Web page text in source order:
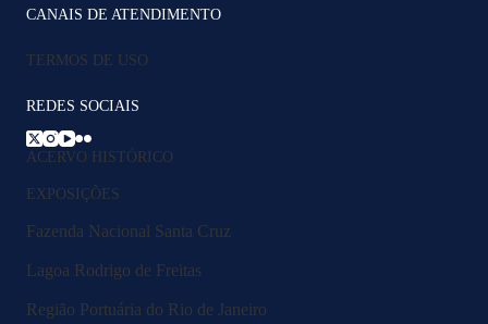
CANAIS DE ATENDIMENTO
TERMOS DE USO
REDES SOCIAIS
ACERVO HISTÓRICO
EXPOSIÇÕES
Fazenda Nacional Santa Cruz
Lagoa Rodrigo de Freitas
Região Portuária do Rio de Janeiro